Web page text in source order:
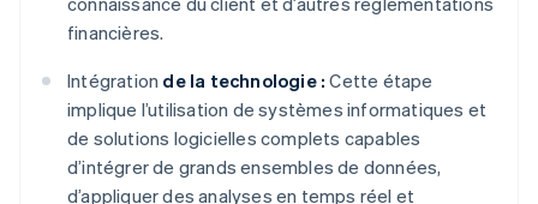
financières.
Intégration de la technologie : Cette étape
implique l’utilisation de systèmes informatiques et
de solutions logicielles complets capables
d’intégrer de grands ensembles de données,
d’appliquer des analyses en temps réel et